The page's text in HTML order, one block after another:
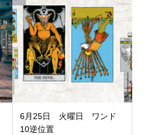
6月25日 火曜日 ワンド
10逆位置